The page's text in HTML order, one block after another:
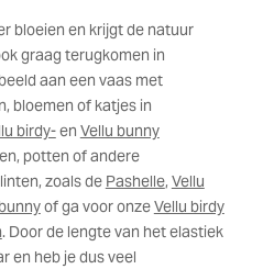
bloeien en krijgt de natuur
graag terugkomen in
aan een vaas met
bloemen of katjes in
birdy-en Vellu bunny
potten of andere
zoals de Pashelle, Vellu
of ga voor onzeVellu birdy
. Door de lengte van het elastiek
en heb je dus veel